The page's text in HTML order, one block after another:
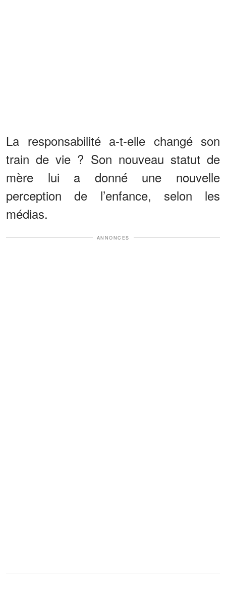
La responsabilité a-t-elle changé son
train de vie ? Son nouveau statut de
mère lui a donné une nouvelle
perception de l’enfance, selon les
médias.
ANNONCES